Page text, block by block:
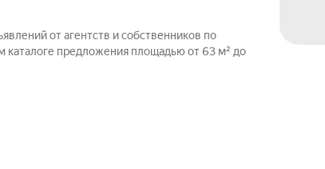
от агентств и собственников по
предложения площадью от 63 м² до